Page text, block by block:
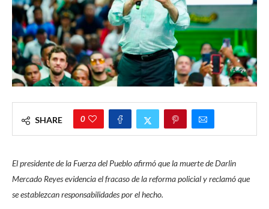
SHARE 0
El presidente de la Fuerza del Pueblo afirmó que la muerte de Darlin
Mercado Reyes evidencia el fracaso de la reforma policial y reclamó que
se establezcan responsabilidades por el hecho.